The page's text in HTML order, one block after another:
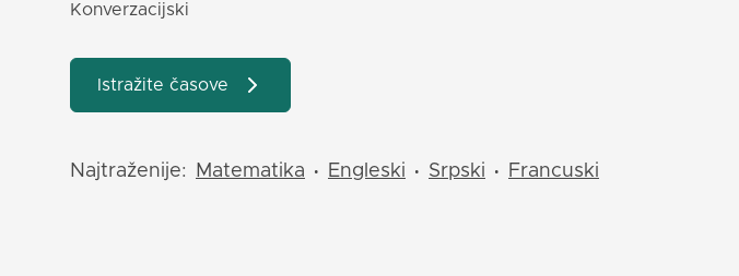
Konverzacijski
Istražite časove
Najtraženije: Matematika • Engleski • Srpski • Francuski